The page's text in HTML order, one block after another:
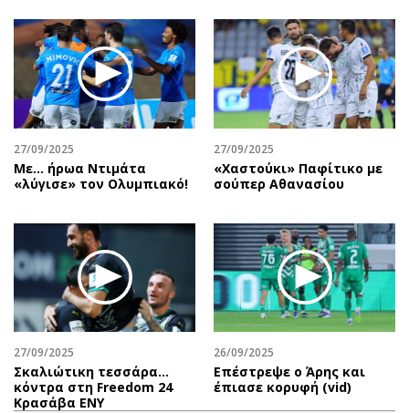
27/09/2025
Με… ήρωα Ντιμάτα
«λύγισε» τον Ολυμπιακό!
27/09/2025
«Χαστούκι» Παφίτικο με
σούπερ Αθανασίου
27/09/2025
Σκαλιώτικη τεσσάρα…
κόντρα στη Freedom 24
Κρασάβα ΕΝΥ
26/09/2025
Επέστρεψε ο Άρης και
έπιασε κορυφή (vid)